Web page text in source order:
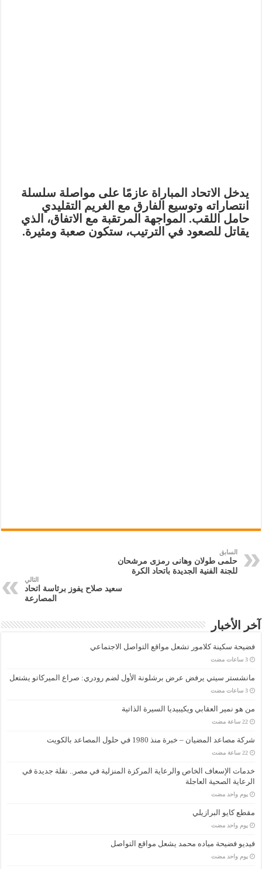
يدخل الاتحاد المباراة عازمًا على مواصلة سلسلة
انتصاراته وتوسيع الفارق مع الغريم التقليدي
حامل اللقب. المواجهة المرتقبة مع الاتفاق، الذي
يقاتل للصعود في الترتيب، ستكون صعبة ومثيرة.
السابق
حلمى طولان وهانى رمزى مرشحان
للجنة الفنية الجديدة باتحاد الكرة
التالي
سعيد صلاح يفوز برئاسة اتحاد
المصارعة
آخر الأخبار
فضيحة سكينة كلامور تشعل مواقع التواصل الاجتماعي
‏3 ساعات مضت
مانشستر سيتي يرفض عرض برشلونة الأول لضم رودري: صراع الميركاتو يشتعل
‏3 ساعات مضت
من هو نمير العقابي ويكيبيديا السيرة الذاتية
‏22 ساعة مضت
شركة مصاعد المضيان – خبرة منذ 1980 في حلول المصاعد بالكويت
‏22 ساعة مضت
خدمات الإسعاف الخاص والرعاية المركزة المنزلية في مصر.. نقلة جديدة في
الرعاية الصحية العاجلة
‏يوم واحد مضت
مقطع كايو البرازيلي
‏يوم واحد مضت
فيديو فضيحة مياده محمد يشعل مواقع التواصل
‏يوم واحد مضت